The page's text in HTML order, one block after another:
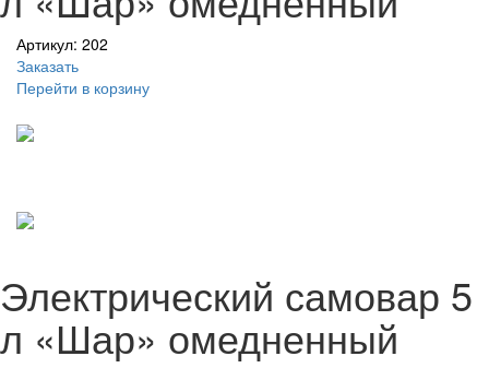
Артикул: 202
Заказать
Перейти в корзину
Электрический самовар 5
л «Шар» омедненный